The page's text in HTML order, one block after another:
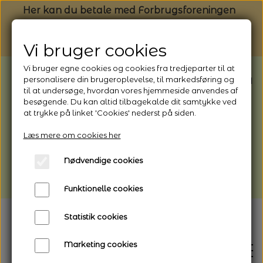
Her kan du betale med Forbrugsforeningen
BEMÆRK: Butikken har ferielukket* fra
1/8 - 9/8 - 2026
*Webshoppen er åben og sender hele
afhentning
Vi gør opmærksom på, at der kan være lidt
længere leveringstid
Vi bruger cookies
Vi bruger egne cookies og cookies fra tredjeparter til at
personalisere din brugeroplevelse, til markedsføring og
til at undersøge, hvordan vores hjemmeside anvendes af
besøgende. Du kan altid tilbagekalde dit samtykke ved
at trykke på linket 'Cookies' nederst på siden.
Læs mere om cookies her
Nødvendige cookies
Funktionelle cookies
Statistik cookies
Marketing cookies